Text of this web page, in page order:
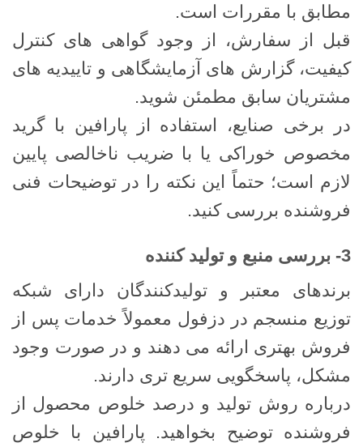
مطابق با مقررات است.
قبل از سفارش، از وجود گواهی‌ های کنترل
کیفیت، گزارش‌ های آزمایشگاهی و تاییدیه ‌های
مشتریان سابق مطمئن شوید.
در برخی صنایع، استفاده از پارافین با گرید
مخصوص خوراکی یا با ضریب ناخالصی پایین
لازم است؛ حتماً این نکته را در توضیحات فنی
فروشنده بررسی کنید.
3- بررسی منبع و تولید کننده
برندهای معتبر و تولیدکنندگان دارای شبکه
توزیع منسجم در دزفول معمولاً خدمات پس از
فروش بهتری ارائه می ‌دهند و در صورت وجود
مشکل، پاسخگویی سریع ‌تری دارند.
درباره روش تولید و درصد خلوص محصول از
فروشنده توضیح بخواهید. پارافین با خلوص